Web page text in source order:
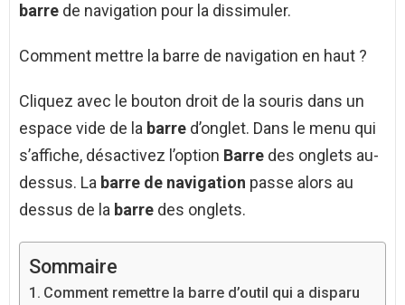
barre de navigation pour la dissimuler.
Comment mettre la barre de navigation en haut ?
Cliquez avec le bouton droit de la souris dans un
espace vide de la barre d’onglet. Dans le menu qui
s’affiche, désactivez l’option Barre des onglets au-
dessus. La barre de navigation passe alors au
dessus de la barre des onglets.
Sommaire
Comment remettre la barre d’outil qui a disparu